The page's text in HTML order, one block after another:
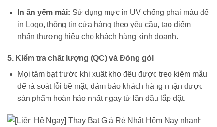
In ấn yếm mái: Sử dụng mực in UV chống phai màu để
in Logo, thông tin cửa hàng theo yêu cầu, tạo điểm
nhấn thương hiệu cho khách hàng kinh doanh.
5. Kiểm tra chất lượng (QC) và Đóng gói
Mọi tấm bạt trước khi xuất kho đều được treo kiểm mẫu
để rà soát lỗi bề mặt, đảm bảo khách hàng nhận được
sản phẩm hoàn hảo nhất ngay từ lần đầu lắp đặt.